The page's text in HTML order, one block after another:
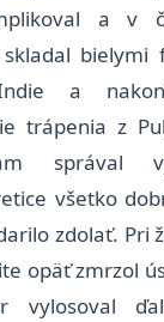
a v
bielymi
a
trápenia z
správal
všetko
zdolať. Pri
opäť zmrzol
vylosoval